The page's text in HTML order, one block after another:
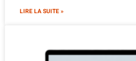
LIRE LA SUITE »